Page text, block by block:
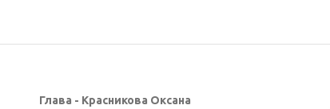
Глава - Красникова Оксана